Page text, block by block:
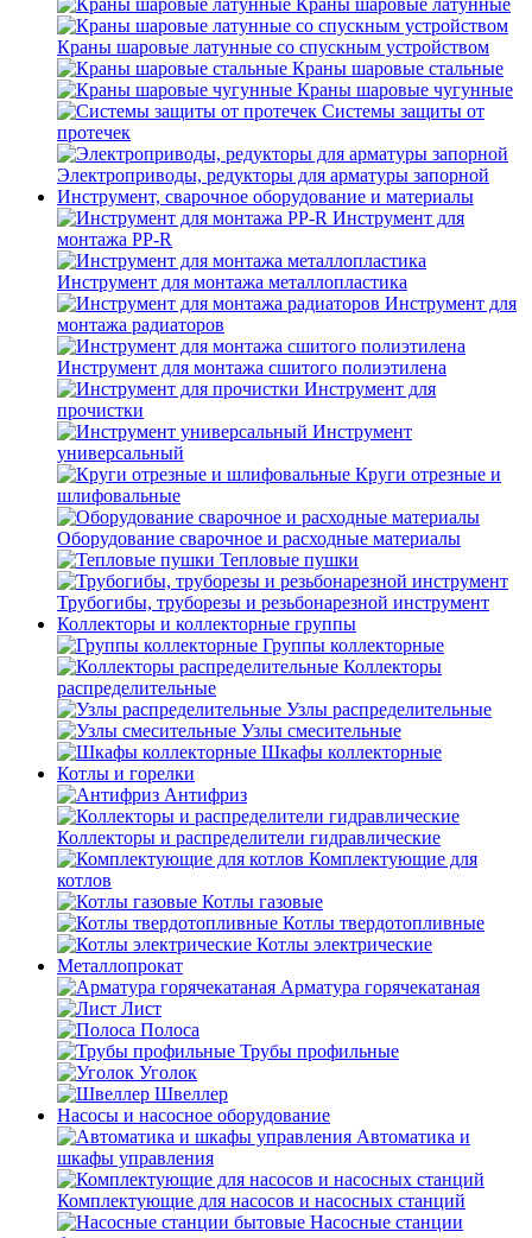
Краны шаровые латунные
Краны шаровые латунные со спускным устройством
Краны шаровые стальные
Краны шаровые чугунные
Системы защиты от
протечек
Электроприводы, редукторы для арматуры запорной
Инструмент, сварочное оборудование и материалы
Инструмент для
монтажа PP-R
Инструмент для монтажа металлопластика
Инструмент для
монтажа радиаторов
Инструмент для монтажа сшитого полиэтилена
Инструмент для
прочистки
Инструмент
универсальный
Круги отрезные и
шлифовальные
Оборудование сварочное и расходные материалы
Тепловые пушки
Трубогибы, труборезы и резьбонарезной инструмент
Коллекторы и коллекторные группы
Группы коллекторные
Коллекторы
распределительные
Узлы распределительные
Узлы смесительные
Шкафы коллекторные
Котлы и горелки
Антифриз
Коллекторы и распределители гидравлические
Комплектующие для
котлов
Котлы газовые
Котлы твердотопливные
Котлы электрические
Металлопрокат
Арматура горячекатаная
Лист
Полоса
Трубы профильные
Уголок
Швеллер
Насосы и насосное оборудование
Автоматика и
шкафы управления
Комплектующие для насосов и насосных станций
Насосные станции